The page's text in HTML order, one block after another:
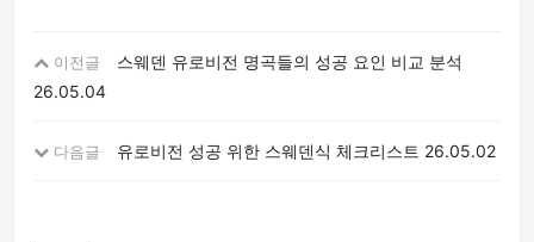
이전글
스웨덴 유로비전 명곡들의 성공 요인 비교 분석
26.05.04
다음글 유로비전 성공 위한 스웨덴식 체크리스트 26.05.02